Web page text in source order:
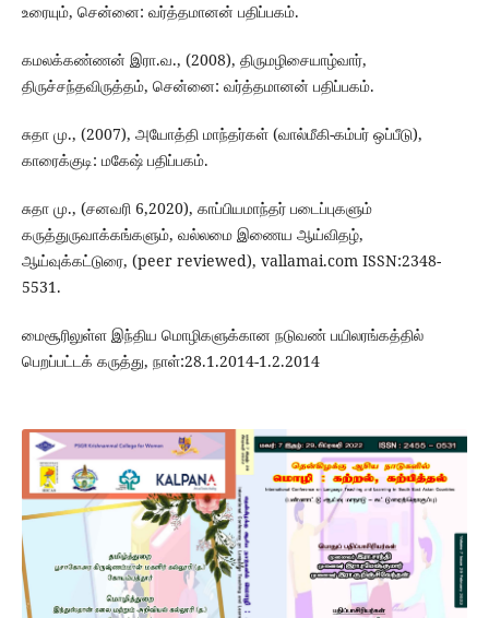
உரையும், சென்னை: வர்த்தமானன் பதிப்பகம்.
கமலக்கண்ணன் இரா.வ., (2008), திருமழிசையாழ்வார்,
திருச்சந்தவிருத்தம், சென்னை: வர்த்தமானன் பதிப்பகம்.
சுதா மு., (2007), அயோத்தி மாந்தர்கள் (வால்மீகி-கம்பர் ஒப்பீடு),
காரைக்குடி: மகேஷ் பதிப்பகம்.
சுதா மு., (சனவரி 6,2020), காப்பியமாந்தர் படைப்புகளும்
கருத்துருவாக்கங்களும், வல்லமை இணைய ஆய்விதழ்,
ஆய்வுக்கட்டுரை, (peer reviewed), vallamai.com ISSN:2348-
5531.
மைசூரிலுள்ள இந்திய மொழிகளுக்கான நடுவண் பயிலரங்கத்தில்
பெறப்பட்டக் கருத்து, நாள்:28.1.2014-1.2.2014